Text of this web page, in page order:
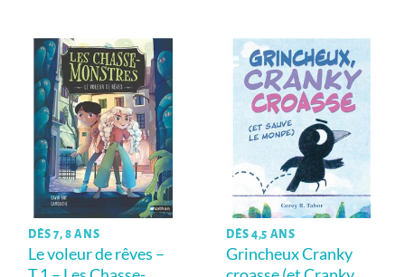
DÈS 7, 8 ANS
Le voleur de rêves –
DÈS 4,5 ANS
Grincheux Cranky